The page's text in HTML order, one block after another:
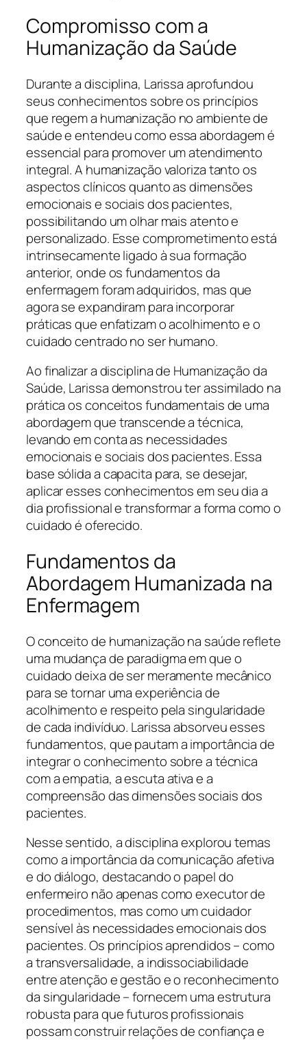
Compromisso com a
Humanização da Saúde
Durante a disciplina, Larissa aprofundou
seus conhecimentos sobre os princípios
que regem a humanização no ambiente de
saúde e entendeu como essa abordagem é
essencial para promover um atendimento
integral. A humanização valoriza tanto os
aspectos clínicos quanto as dimensões
emocionais e sociais dos pacientes,
possibilitando um olhar mais atento e
personalizado. Esse comprometimento está
intrinsecamente ligado à sua formação
anterior, onde os fundamentos da
enfermagem foram adquiridos, mas que
agora se expandiram para incorporar
práticas que enfatizam o acolhimento e o
cuidado centrado no ser humano.
Ao finalizar a disciplina de Humanização da
Saúde, Larissa demonstrou ter assimilado na
prática os conceitos fundamentais de uma
abordagem que transcende a técnica,
levando em conta as necessidades
emocionais e sociais dos pacientes. Essa
base sólida a capacita para, se desejar,
aplicar esses conhecimentos em seu dia a
dia profissional e transformar a forma como o
cuidado é oferecido.
Fundamentos da
Abordagem Humanizada na
Enfermagem
O conceito de humanização na saúde reflete
uma mudança de paradigma em que o
cuidado deixa de ser meramente mecânico
para se tornar uma experiência de
acolhimento e respeito pela singularidade
de cada indivíduo. Larissa absorveu esses
fundamentos, que pautam a importância de
integrar o conhecimento sobre a técnica
com a empatia, a escuta ativa e a
compreensão das dimensões sociais dos
pacientes.
Nesse sentido, a disciplina explorou temas
como a importância da comunicação afetiva
e do diálogo, destacando o papel do
enfermeiro não apenas como executor de
procedimentos, mas como um cuidador
sensível às necessidades emocionais dos
pacientes. Os princípios aprendidos – como
a transversalidade, a indissociabilidade
entre atenção e gestão e o reconhecimento
da singularidade – fornecem uma estrutura
robusta para que futuros profissionais
possam construir relações de confiança e